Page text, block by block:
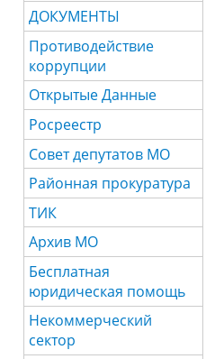
ДОКУМЕНТЫ
Противодействие
коррупции
Открытые Данные
Росреестр
Совет депутатов МО
Районная прокуратура
ТИК
Архив МО
Бесплатная
юридическая помощь
Некоммерческий
сектор